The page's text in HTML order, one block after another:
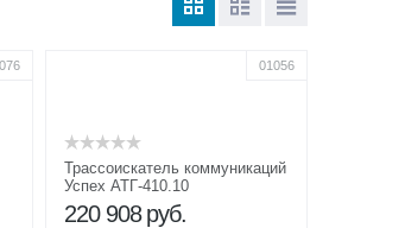
01056
Трассоискатель коммуникаций
Успех АТГ-410.10
220 908 руб.